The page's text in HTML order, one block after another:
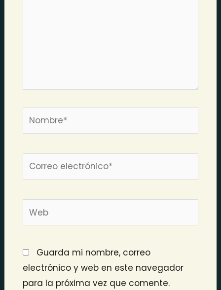
Nombre*
Correo
Web
Guarda mi nombre, correo
electrónico y web en este navegador
para la próxima vez que comente.